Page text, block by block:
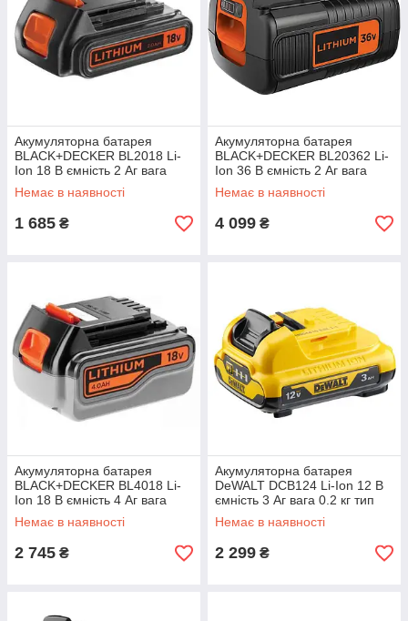
Акумуляторна батарея
BLACK+DECKER BL2018 Li-
Ion 18 В ємність 2 Aг вага
0.42 кг зарядка 40 хвилин
Немає в наявності
1 685 ₴
Акумуляторна батарея
BLACK+DECKER BL20362 Li-
Ion 36 В ємність 2 Aг вага
0.75 кг легка переноска
Немає в наявності
4 099 ₴
Акумуляторна батарея
BLACK+DECKER BL4018 Li-
Ion 18 В ємність 4 Aг вага
0.69 кг тип Li-Ion
Немає в наявності
2 745 ₴
Акумуляторна батарея
DeWALT DCB124 Li-Ion 12 В
ємність 3 Аг вага 0.2 кг тип
акумулятора Li-Ion
Немає в наявності
2 299 ₴